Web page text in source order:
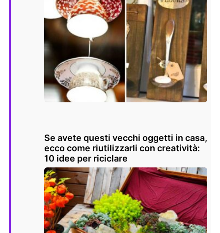
Se avete questi vecchi oggetti in casa,
ecco come riutilizzarli con creatività:
10 idee per riciclare